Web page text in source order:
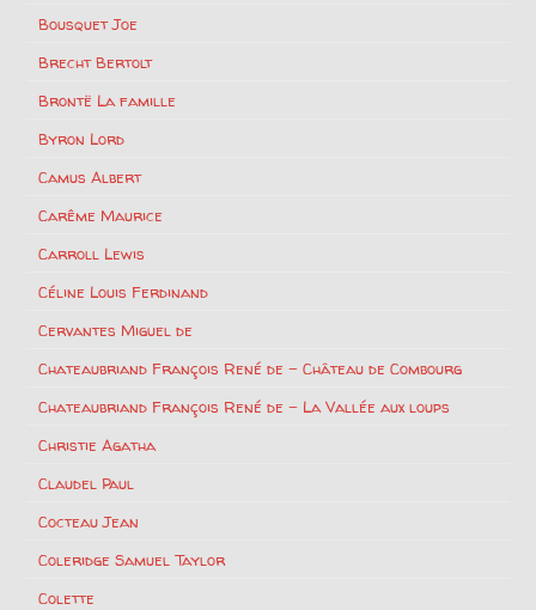
Bousquet Joe
Brecht Bertolt
Brontë La famille
Byron Lord
Camus Albert
Carême Maurice
Carroll Lewis
Céline Louis Ferdinand
Cervantes Miguel de
Chateaubriand François René de – Château de Combourg
Chateaubriand François René de – La Vallée aux loups
Christie Agatha
Claudel Paul
Cocteau Jean
Coleridge Samuel Taylor
Colette